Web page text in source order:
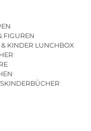
FIGUREN
KINDER LUNCHBOX